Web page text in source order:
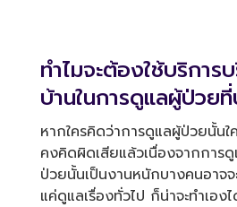
ทำไมจะต้องใช้บริการ
บ้านในการดูแลผู้ป่วย
หากใครคิดว่าการดูแลผู้ป่วยนั้นใ
คงคิดผิดเสียแล้วเนื่องจากการ
ป่วยนั้นเป็นงานหนักบางคนอาจจ
แค่ดูแลเรื่องทั่วไป ก็น่าจะทำเอ